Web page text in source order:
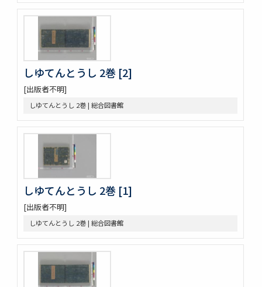
言靈初傳目録
蘿鬘 3巻
玉襷添紐下解
玉襷添紐
音義本末圖
玉鉾百首
音義本末考
玉鉾の本末
詞八衢捷徑詞玉緒統括辭玉襷
改正玉襷添紐
玉襷添紐下解
助辭音義考
言靈顕證圖
助辭音義考
古今集類辭 2巻
論語 10巻
曽我物語 12巻
中華若木詩抄 4巻
倭名類聚鈔 20巻
しゆてんとうし 2巻 [2]
[出版者不明]
しゆてんとうし 2巻 | 総合図書館
しゆてんとうし 2巻 [1]
[出版者不明]
しゆてんとうし 2巻 | 総合図書館